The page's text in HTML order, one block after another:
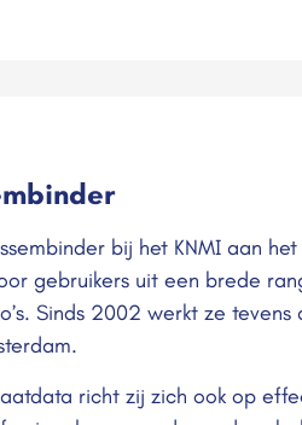
bij het KNMI aan
gebruikers uit een brede
Sinds 2002 werkt ze
richt zij zich ook op